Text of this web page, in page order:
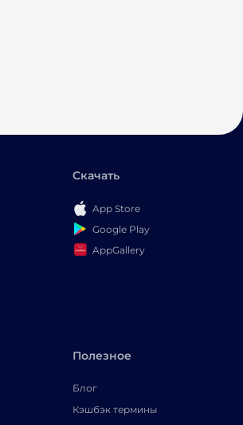
Скачать
App Store
Google Play
AppGallery
Полезное
Блог
Кэшбэк термины